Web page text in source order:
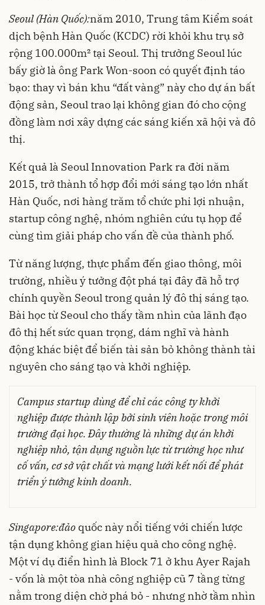
Seoul (Hàn Quốc):năm 2010, Trung tâm Kiểm soát
dịch bệnh Hàn Quốc (KCDC) rời khỏi khu trụ sở
rộng 100.000m² tại Seoul. Thị trưởng Seoul lúc
bấy giờ là ông Park Won-soon có quyết định táo
bạo: thay vì bán khu “đất vàng” này cho dự án bất
động sản, Seoul trao lại không gian đó cho cộng
đồng làm nơi xây dựng các sáng kiến xã hội và đô
thị.
Kết quả là Seoul Innovation Park ra đời năm
2015, trở thành tổ hợp đổi mới sáng tạo lớn nhất
Hàn Quốc, nơi hàng trăm tổ chức phi lợi nhuận,
startup công nghệ, nhóm nghiên cứu tụ họp để
cùng tìm giải pháp cho vấn đề của thành phố.
Từ năng lượng, thực phẩm đến giao thông, môi
trường, nhiều ý tưởng đột phá tại đây đã hỗ trợ
chính quyền Seoul trong quản lý đô thị sáng tạo.
Bài học từ Seoul cho thấy tầm nhìn của lãnh đạo
đô thị hết sức quan trọng, dám nghĩ và hành
động khác biệt để biến tài sản bỏ không thành tài
nguyên cho sáng tạo và khởi nghiệp.
Campus startup dùng để chỉ các công ty khởi
nghiệp được thành lập bởi sinh viên hoặc trong môi
trường đại học. Đây thường là những dự án khởi
nghiệp nhỏ, tận dụng nguồn lực từ trường học như
cố vấn, cơ sở vật chất và mạng lưới kết nối để phát
triển ý tưởng kinh doanh.
Singapore:đảo quốc này nổi tiếng với chiến lược
tận dụng không gian hiệu quả cho công nghệ.
Một ví dụ điển hình là Block 71 ở khu Ayer Rajah
- vốn là một tòa nhà công nghiệp cũ 7 tầng từng
nằm trong diện chờ phá bỏ - nhưng nhờ tầm nhìn